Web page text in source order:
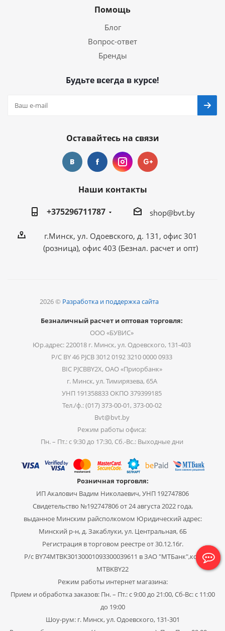
Помощь
Блог
Вопрос-ответ
Бренды
Будьте всегда в курсе!
Оставайтесь на связи
Наши контакты
+375296711787
shop@bvt.by
г.Минск, ул. Одоевского, д. 131, офис 301
(розница), офис 403 (Безнал. расчет и опт)
2026 © Разработка и поддержка сайта
Безналичный расчет и оптовая торговля:
ООО «БУВИС»
Юр.адрес: 220018 г. Минск, ул. Одоевского, 131-403
Р/С BY 46 PJCB 3012 0192 3210 0000 0933
BIC PJCBBY2X, ОАО «Приорбанк»
г. Минск, ул. Тимирязева, 65А
УНП 191358833 ОКПО 379399185
Тел./ф.: (017) 373-00-01, 373-00-02
Bvt@bvt.by
Режим работы офиса:
Пн. – Пт.: с 9:30 до 17:30, Сб.-Вс.: Выходные дни
Розничная торговля:
ИП Акалович Вадим Николаевич, УНП 192747806
Свидетельство №192747806 от 24 августа 2022 года,
выданное Минским райсполкомом Юридический адрес:
Минский р-н, д. Закаблуки, ул. Центральная, 6Б
Регистрация в торговом реестре от 30.12.16г.
Р/с BY74MTBK30130001093300039611 в ЗАО "МТБанк",код
MTBKBY22
Режим работы интернет магазина:
Прием и обработка заказов: Пн. – Пт.: с 9:00 до 21:00, Сб-Вс: с 11:00
до 19:00
Шоу-рум: г. Минск, ул. Одоевского, 131-301